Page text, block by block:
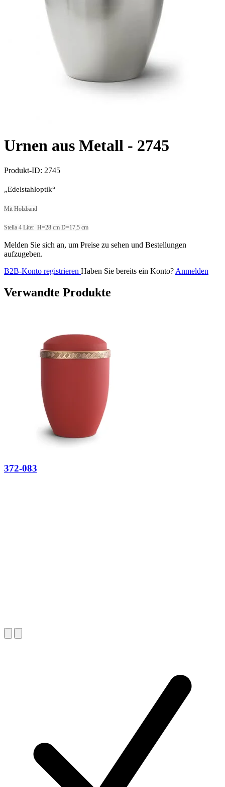
Urnen aus Metall - 2745
Produkt-ID: 2745
„Edelstahloptik“
Mit Holzband
Stella 4 Liter H=28 cm D=17,5 cm
Melden Sie sich an, um Preise zu sehen und Bestellungen
aufzugeben.
B2B-Konto registrieren Haben Sie bereits ein Konto? Anmelden
Verwandte Produkte
372-083